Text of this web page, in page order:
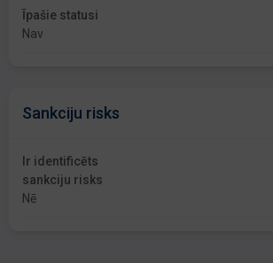
Īpašie statusi
Nav
Sankciju risks
Ir identificēts
sankciju risks
Nē